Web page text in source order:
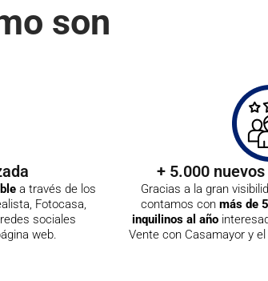
son
a través de los
Fotocasa,
sociales
web.
+ 5.000
Gracias a la gran
contamos conmás de
inquilinos al año
Vente con Casamayor y